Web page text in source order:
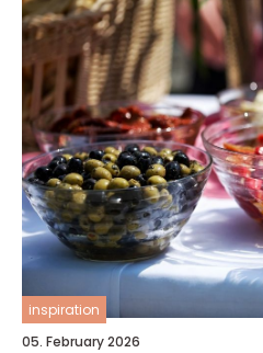
inspiration
05. February 2026